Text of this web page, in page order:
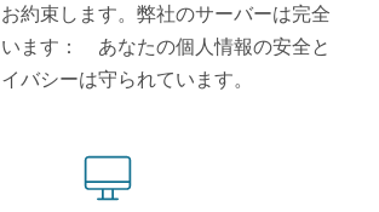
約束します。弊社のサーバーは完全
ます： あなたの個人情報の安全と
バシーは守られています。